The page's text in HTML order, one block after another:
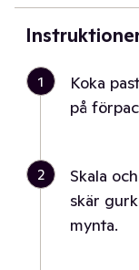
1
Koka
på
2
Skala
skär
mynta.